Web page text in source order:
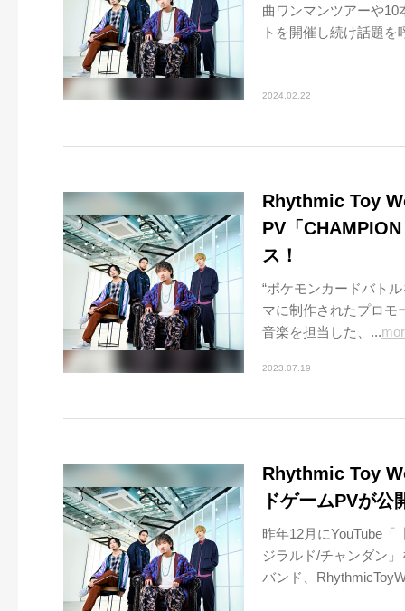
曲ワンマンツアーや
トを開催し続け話題を
2024.02.22
Rhythmic Toy
PV「
ス！
“ポケモンカードバト
マに制作されたプロモ
音楽を担当した、...
2023.07.19
Rhythmic Toy
ドゲームPVが公
昨年12月にYouTube
ジラルド/チャンダン
バンド、